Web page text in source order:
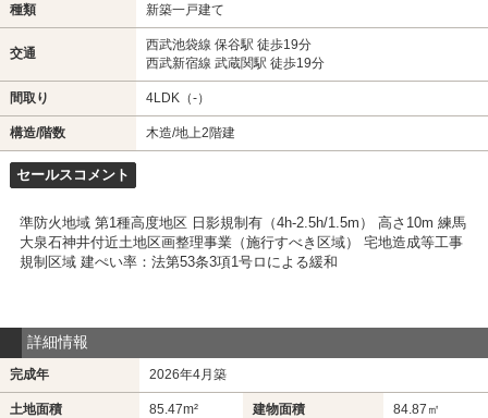
種類 新築一戸建て
交通
西武池袋線 保谷駅 徒歩19分
西武新宿線 武蔵関駅 徒歩19分
間取り 4LDK（-）
構造/階数 木造/地上2階建
セールスコメント
準防火地域 第1種高度地区 日影規制有（4h-2.5h/1.5m） 高さ10m 練馬
大泉石神井付近土地区画整理事業（施行すべき区域） 宅地造成等工事
規制区域 建ぺい率：法第53条3項1号ロによる緩和
詳細情報
完成年 2026年4月築
土地面積 85.47m² 建物面積 84.87㎡